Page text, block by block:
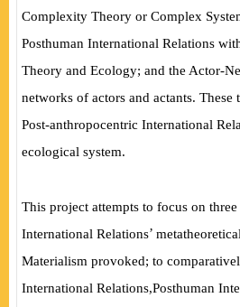
Complexity Theory or Complex
Posthuman International Relations
Theory and Ecology; and the Actor-
networks of actors and actants. These
Post-anthropocentric International
ecological system.
This project attempts to focus on
International Relations’
Materialism provoked; to
International Relations,Posthuman